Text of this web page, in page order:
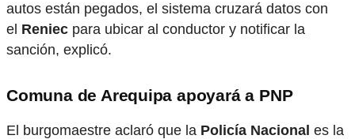
autos están pegados, el sistema cruzará datos con
el Reniec para ubicar al conductor y notificar la
sanción, explicó.
Comuna de Arequipa apoyará a PNP
El burgomaestre aclaró que la Policía Nacional es la